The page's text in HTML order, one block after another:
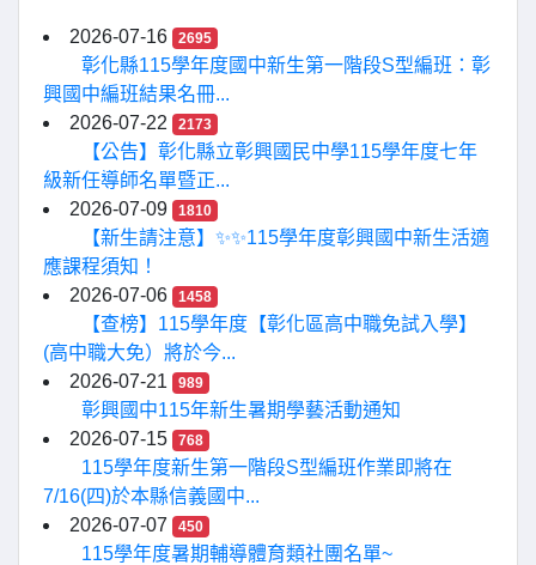
2026-07-16 2695
彰化縣115學年度國中新生第一階段S型編班：彰
興國中編班結果名冊...
2026-07-22
2173
【公告】彰化縣立彰興國民中學115學年度七年
級新任導師名單暨正...
2026-07-09
1810
【新生請注意】✨✨115學年度彰興國中新生活適
應課程須知！
2026-07-06
1458
【查榜】115學年度【彰化區高中職免試入學】
(高中職大免）將於今...
2026-07-21
989
彰興國中115年新生暑期學藝活動通知
2026-07-15
768
115學年度新生第一階段S型編班作業即將在
7/16(四)於本縣信義國中...
2026-07-07
450
115學年度暑期輔導體育類社團名單~